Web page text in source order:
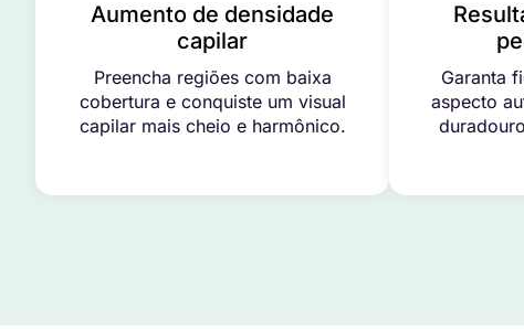
Aumento de densidade
capilar
Preencha regiões com baixa
cobertura e conquiste um visual
capilar mais cheio e harmônico.
Garanta
aspecto